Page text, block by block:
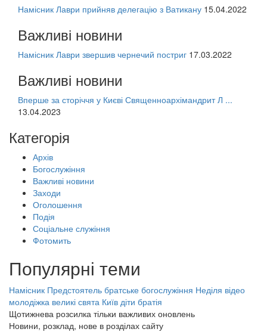
Намісник Лаври прийняв делегацію з Ватикану 15.04.2022
Важливі новини
Намісник Лаври звершив чернечий постриг 17.03.2022
Важливі новини
Вперше за сторіччя у Києві Священноархімандрит Л ...
13.04.2023
Категорія
Архів
Богослужіння
Важливі новини
Заходи
Оголошення
Подія
Соціальне служіння
Фотомить
Популярні теми
Намісник Предстоятель братське богослужіння Неділя відео
молодіжка великі свята Київ діти братія
Щотижнева розсилка тільки важливих оновлень
Новини, розклад, нове в розділах сайту